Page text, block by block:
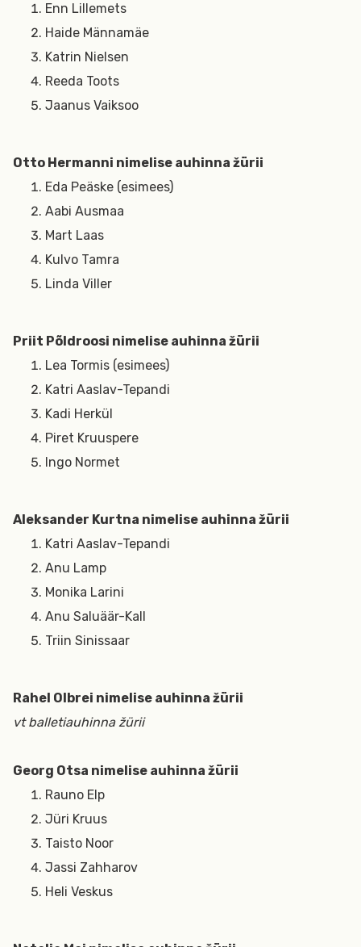
Enn Lillemets
Haide Männamäe
Katrin Nielsen
Reeda Toots
Jaanus Vaiksoo
Otto Hermanni nimelise auhinna žürii
Eda Peäske (esimees)
Aabi Ausmaa
Mart Laas
Kulvo Tamra
Linda Viller
Priit Põldroosi nimelise auhinna žürii
Lea Tormis (esimees)
Katri Aaslav-Tepandi
Kadi Herkül
Piret Kruuspere
Ingo Normet
Aleksander Kurtna nimelise auhinna žürii
Katri Aaslav-Tepandi
Anu Lamp
Monika Larini
Anu Saluäär-Kall
Triin Sinissaar
Rahel Olbrei nimelise auhinna žürii
vt balletiauhinna žürii
Georg Otsa nimelise auhinna žürii
Rauno Elp
Jüri Kruus
Taisto Noor
Jassi Zahharov
Heli Veskus